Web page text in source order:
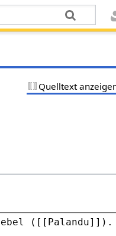
Quelltext